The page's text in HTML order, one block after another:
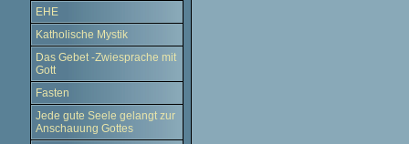
EHE
Katholische Mystik
Das Gebet -Zwiesprache mit
Gott
Fasten
Jede gute Seele gelangt zur
Anschauung Gottes